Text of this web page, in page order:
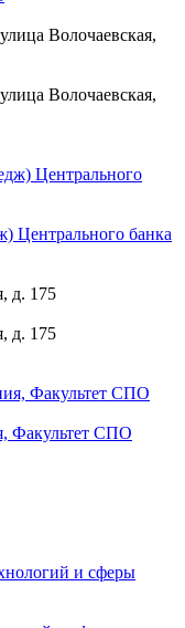
Волочаевская,
Волочаевская,
Центрального банка
д. 175
д. 175
Факультет СПО